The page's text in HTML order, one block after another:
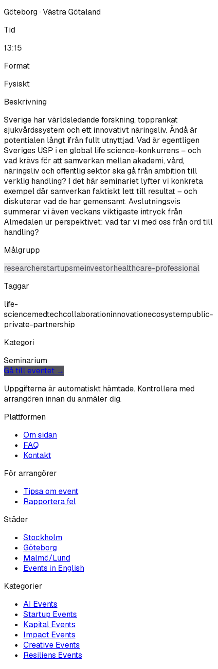
Göteborg · Västra Götaland
Tid
13:15
Format
Fysiskt
Beskrivning
Sverige har världsledande forskning, topprankat
sjukvårdssystem och ett innovativt näringsliv. Ändå är
potentialen långt ifrån fullt utnyttjad. Vad är egentligen
Sveriges USP i en global life science-konkurrens – och
vad krävs för att samverkan mellan akademi, vård,
näringsliv och offentlig sektor ska gå från ambition till
verklig handling? I det här seminariet lyfter vi konkreta
exempel där samverkan faktiskt lett till resultat – och
diskuterar vad de har gemensamt. Avslutningsvis
summerar vi även veckans viktigaste intryck från
Almedalen ur perspektivet: vad tar vi med oss från ord till
handling?
Målgrupp
researcherstartupsmeinvestorhealthcare-professional
Taggar
life-
sciencemedtechcollaborationinnovationecosystempublic-
private-partnership
Kategori
Seminarium
Gå till eventet →
Uppgifterna är automatiskt hämtade. Kontrollera med
arrangören innan du anmäler dig.
Plattformen
Om sidan
FAQ
Kontakt
För arrangörer
Tipsa om event
Rapportera fel
Städer
Stockholm
Göteborg
Malmö/Lund
Events in English
Kategorier
AI Events
Startup Events
Kapital Events
Impact Events
Creative Events
Resiliens Events